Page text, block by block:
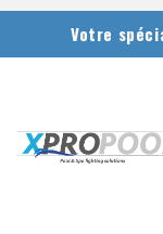
Votre